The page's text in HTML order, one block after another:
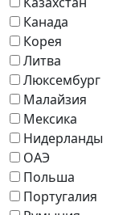
Канада
Корея
Литва
Люксембург
Малайзия
Мексика
Нидерланды
ОАЭ
Польша
Португалия